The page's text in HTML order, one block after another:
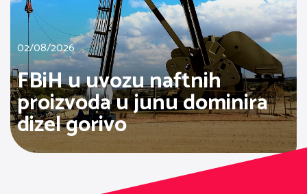
02/08/2026
FBiH u uvozu naftnih
proizvoda u junu dominira
dizel gorivo